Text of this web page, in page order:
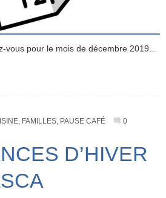
vous pour le mois de décembre 2019…
, FAMILLES, PAUSE CAFÉ 0
D’HIVER